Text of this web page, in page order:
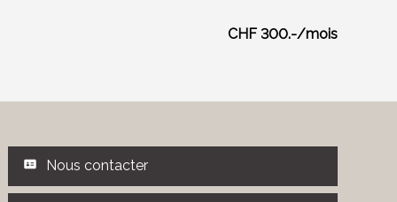
CHF 300.-/mois
Nous contacter